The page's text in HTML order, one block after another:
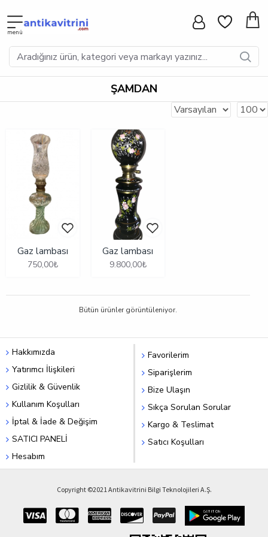
ŞAMDAN
Gaz lambası
750,00₺
Gaz lambası
9.800,00₺
Bütün ürünler görüntüleniyor.
Hakkımızda
Yatırımcı İlişkileri
Gizlilik & Güvenlik
Kullanım Koşulları
İptal & İade & Değişim
SATICI PANELİ
Hesabım
Favorilerim
Siparişlerim
Bize Ulaşın
Sıkça Sorulan Sorular
Kargo & Teslimat
Satıcı Koşulları
Copyright ©2021 Antikavitrini Bilgi Teknolojileri A.Ş.